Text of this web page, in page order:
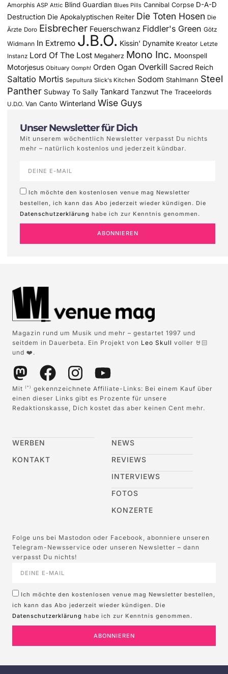
Amorphis ASP Attic Blind Guardian Blues Pills Cannibal Corpse D-A-D
Destruction Die Apokalyptischen Reiter Die Toten Hosen Die
Ärzte Doro Eisbrecher Feuerschwanz Fiddler's Green Götz
Widmann In Extremo J.B.O. Kissin' Dynamite Kreator Letzte
Instanz Lord Of The Lost Megaherz Mono Inc. Moonspell
Motorjesus Obituary Oomph! Orden Ogan Overkill Sacred Reich
Saltatio Mortis Sepultura Slick's Kitchen Sodom Stahlmann Steel
Panther Subway To Sally Tankard Tanzwut The Traceelords
U.D.O. Van Canto Winterland Wise Guys
Unser Newsletter für Dich
Mit unserem wöchentlich Newsletter verpasst Du nichts
mehr – natürlich kostenlos und jederzeit kündbar.
Ich möchte den kostenlosen venue mag Newsletter
bestellen, ich kann das Abo jederzeit wieder kündigen. Die
Datenschutzerklärung habe ich zur Kenntnis genommen.
ABONNIEREN
Magazin rund um Musik und mehr – gestartet 1997 und
seitdem in Dauerbeta. Ein Projekt von Leo Skull voller 🤘🏻
und ❤️.
Mit (*)
gekennzeichnete Affiliate-Links: Bei einem Kauf über
einen dieser Links gibt es Prozente für unsere
Redaktionskasse, Dich kostet das aber keinen Cent mehr.
WERBEN
KONTAKT
NEWS
REVIEWS
INTERVIEWS
FOTOS
KONZERTE
Folge uns bei Mastodon oder Facebook, abonniere unseren
Telegram-Newsservice oder unseren Newsletter – dann
verpasst Du nichts!
Ich möchte den kostenlosen venue mag Newsletter bestellen,
ich kann das Abo jederzeit wieder kündigen. Die
Datenschutzerklärung habe ich zur Kenntnis genommen.
ABONNIEREN